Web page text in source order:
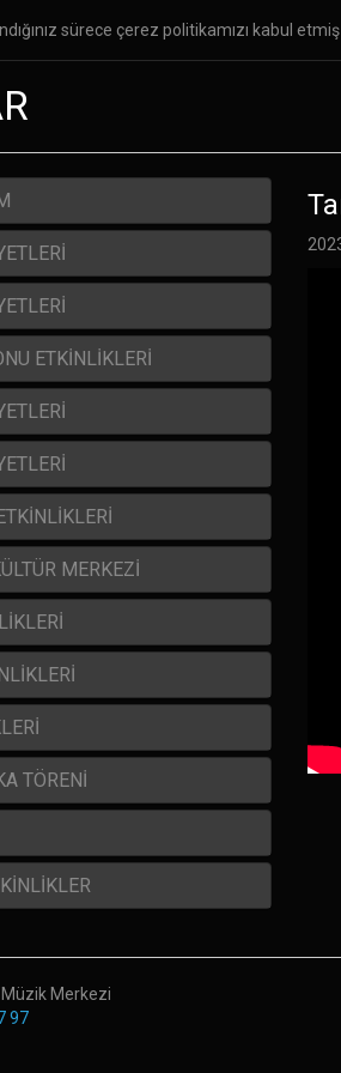
Sayfa Kurumsal Kurslar Özel
sürece çerez politikamızı kabul etmiş
ETKİNLİKLERİ
MERKEZİ
TÖRENİ
Merkezi
97